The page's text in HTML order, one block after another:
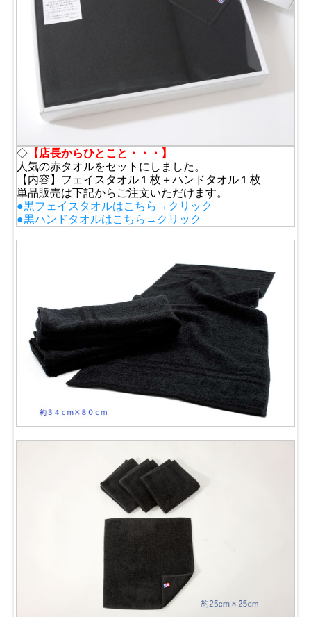
◇ 【店長からひとこと・・・】
人気の赤タオルをセットにしました。
【内容】フェイスタオル１枚＋ハンドタオル１枚
単品販売は下記からご注文いただけます。
●黒フェイスタオルはこちら→クリック
●黒ハンドタオルはこちら→クリック